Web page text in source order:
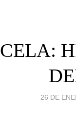
CELA:
26 DE